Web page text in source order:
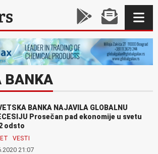
BANKA
BANKA NAJAVILA GLOBALNU
Prosečan pad ekonomije u svetu
odsto
VESTI
21:07